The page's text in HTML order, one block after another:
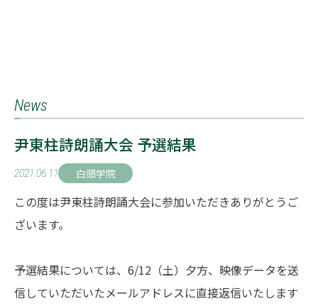
News
尹東柱詩朗誦大会 予選結果
2021.06.11 白頭学院
この度は尹東柱詩朗誦大会に参加いただきありがとうご
ざいます。
予選結果については、6/12（土）夕方、映像データを送
信していただいたメールアドレスに直接返信いたします